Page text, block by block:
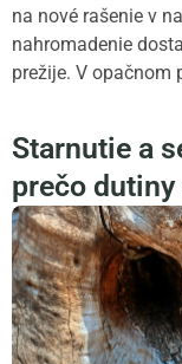
na nové rašenie v
nahromadenie
prežije. V opačnom
Starnutie a
prečo